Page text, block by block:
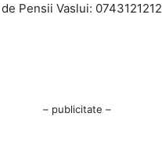
Pensii Vaslui: 0743121212
– publicitate –